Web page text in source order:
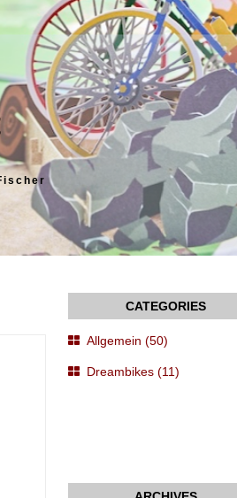
Allgemein (50)
Dreambikes (11)